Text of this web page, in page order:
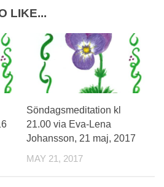
LIKE...
Söndagsmeditation kl
21.00 via Eva-Lena
Johansson, 21 maj, 2017
MAY 21, 2017